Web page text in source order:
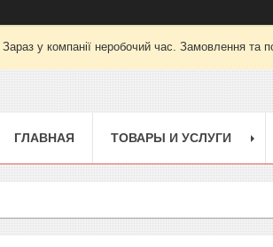
Зараз у компанії неробочий час. Замовлення та
ГЛАВНАЯ ТОВАРЫ И УСЛУГИ